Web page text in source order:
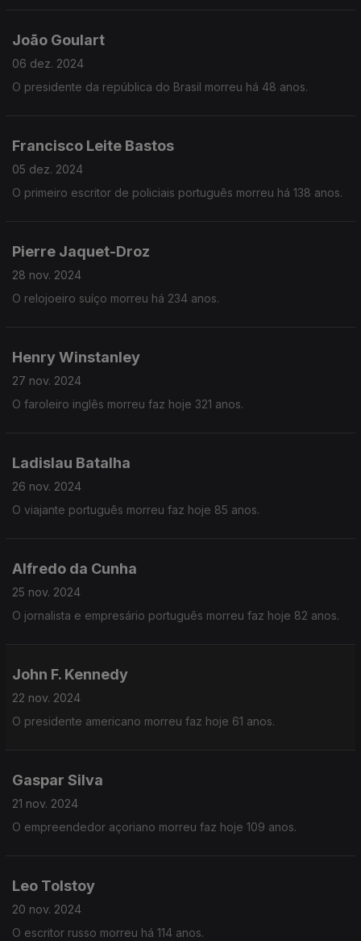
João Goulart
06 dez. 2024
O presidente da república do Brasil morreu há 48 anos.
Francisco Leite Bastos
05 dez. 2024
O primeiro escritor de policiais português morreu há 138 anos.
Pierre Jaquet-Droz
28 nov. 2024
O relojoeiro suíço morreu há 234 anos.
Henry Winstanley
27 nov. 2024
O faroleiro inglês morreu faz hoje 321 anos.
Ladislau Batalha
26 nov. 2024
O viajante português morreu faz hoje 85 anos.
Alfredo da Cunha
25 nov. 2024
O jornalista e empresário português morreu faz hoje 82 anos.
John F. Kennedy
22 nov. 2024
O presidente americano morreu faz hoje 61 anos.
Gaspar Silva
21 nov. 2024
O empreendedor açoriano morreu faz hoje 109 anos.
Leo Tolstoy
20 nov. 2024
O escritor russo morreu há 114 anos.